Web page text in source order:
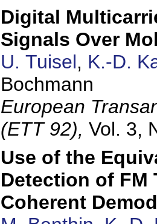
Digital
Signals Over
U. Tuisel, K.-D.
Bochmann
European
(ETT 92), Vol. 3,
Use of the
Detection of FM
Coherent